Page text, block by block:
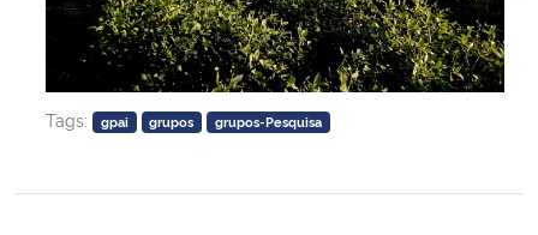
Tags: gpai grupos grupos-Pesquisa